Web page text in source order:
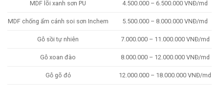
MDF lõi xanh sơn PU 4.500.000 – 6.500.000 VNĐ/md
MDF chống ẩm cánh soi sơn Inchem 5.500.000 – 8.000.000 VNĐ/md
Gỗ sồi tự nhiên 7.000.000 – 11.000.000 VNĐ/md
Gỗ xoan đào 8.000.000 – 12.000.000 VNĐ/md
Gỗ gõ đỏ 12.000.000 – 18.000.000 VNĐ/md